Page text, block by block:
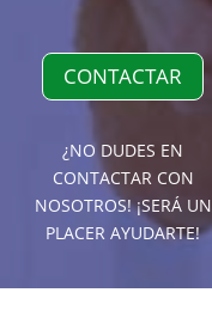
CONTACTAR
¿NO DUDES EN
CONTACTAR CON
NOSOTROS! ¡SERÁ UN
PLACER AYUDARTE!